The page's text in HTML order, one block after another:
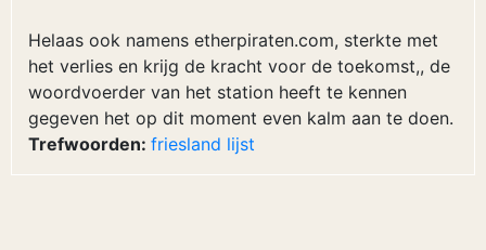
Helaas ook namens etherpiraten.com, sterkte met
het verlies en krijg de kracht voor de toekomst,, de
woordvoerder van het station heeft te kennen
gegeven het op dit moment even kalm aan te doen.
Trefwoorden: friesland lijst